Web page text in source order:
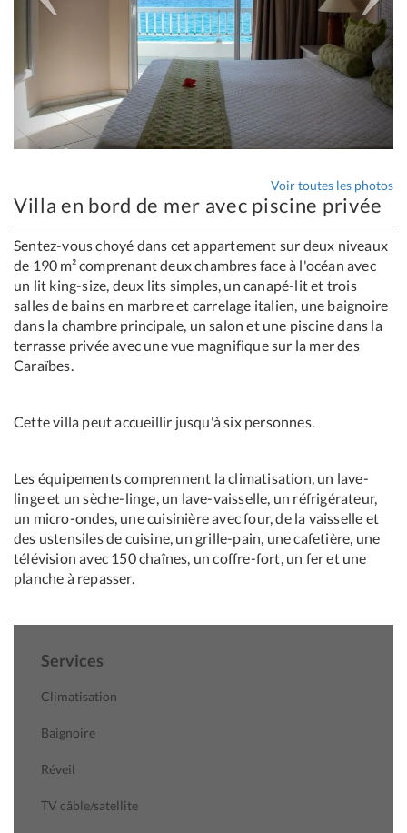
Voir toutes les photos
Villa en bord de mer avec piscine privée
Sentez-vous choyé dans cet appartement sur deux niveaux
de 190 m² comprenant deux chambres face à l'océan avec
un lit king-size, deux lits simples, un canapé-lit et trois
salles de bains en marbre et carrelage italien, une baignoire
dans la chambre principale, un salon et une piscine dans la
terrasse privée avec une vue magnifique sur la mer des
Caraïbes.
Cette villa peut accueillir jusqu'à six personnes.
Les équipements comprennent la climatisation, un lave-
linge et un sèche-linge, un lave-vaisselle, un réfrigérateur,
un micro-ondes, une cuisinière avec four, de la vaisselle et
des ustensiles de cuisine, un grille-pain, une cafetière, une
télévision avec 150 chaînes, un coffre-fort, un fer et une
planche à repasser.
Services
Climatisation
Baignoire
Réveil
TV câble/satellite